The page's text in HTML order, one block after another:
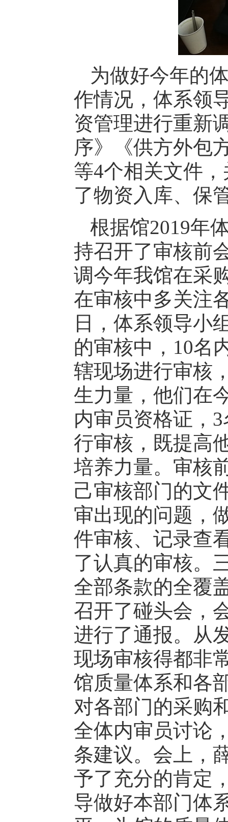
为做好今年的
作情况，体系领
资管理进行重新
序》《供方外包
等4个相关文件
了物资入库、保
根据馆2019年
持召开了审核前
调今年我馆在采
在审核中多关注
日，体系领导小
的审核中，10名
辖现场进行审核
生力量，他们在
内审员资格证，
行审核，既提高
培养力量。审核
己审核部门的文
审出现的问题，
件审核、记录查
了认真的审核。
全部条款的全覆
召开了碰头会，
进行了通报。从
现场审核得都非
馆质量体系和各
对各部门的采购
全体内审员讨论
条建议。会上，
予了充分的肯定
导做好本部门体